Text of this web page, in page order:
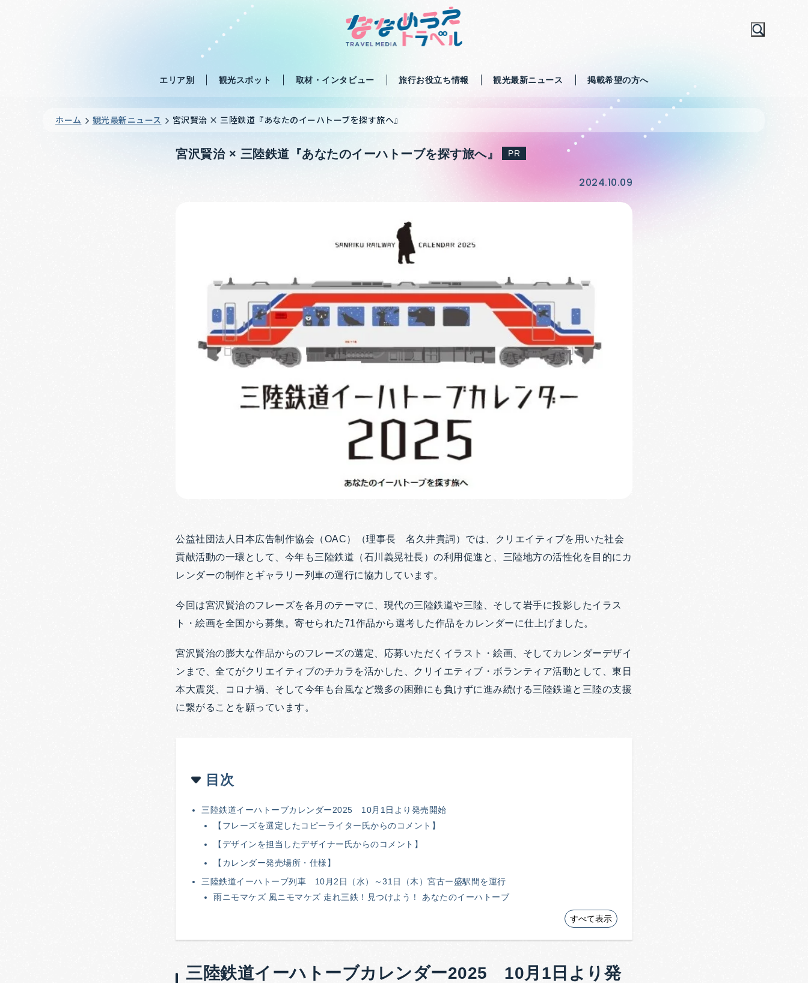
エリア別 観光スポット 取材・インタビュー 旅行お役立ち情報 観光最新ニュース 掲載希望の方へ
ホーム 観光最新ニュース 宮沢賢治 × 三陸鉄道『あなたのイーハトーブを探す旅へ』
宮沢賢治 × 三陸鉄道『あなたのイーハトーブを探す旅へ』 PR
2024.10.09
公益社団法人日本広告制作協会（OAC）（理事長 名久井貴詞）では、クリエイティブを用いた社会
貢献活動の一環として、今年も三陸鉄道（石川義晃社長）の利用促進と、三陸地方の活性化を目的にカ
レンダーの制作とギャラリー列車の運行に協力しています。
今回は宮沢賢治のフレーズを各月のテーマに、現代の三陸鉄道や三陸、そして岩手に投影したイラス
ト・絵画を全国から募集。寄せられた71作品から選考した作品をカレンダーに仕上げました。
宮沢賢治の膨大な作品からのフレーズの選定、応募いただくイラスト・絵画、そしてカレンダーデザイ
ンまで、全てがクリエイティブのチカラを活かした、クリイエティブ・ボランティア活動として、東日
本大震災、コロナ禍、そして今年も台風など幾多の困難にも負けずに進み続ける三陸鉄道と三陸の支援
に繋がることを願っています。
目次
三陸鉄道イーハトーブカレンダー2025 10月1日より発売開始
【フレーズを選定したコピーライター氏からのコメント】
【デザインを担当したデザイナー氏からのコメント】
【カレンダー発売場所・仕様】
三陸鉄道イーハトーブ列車 10月2日（水）～31日（木）宮古ー盛駅間を運行
雨ニモマケズ 風ニモマケズ 走れ三鉄！見つけよう！ あなたのイーハトーブ
すべて表示
三陸鉄道イーハトーブカレンダー2025 10月1日より発